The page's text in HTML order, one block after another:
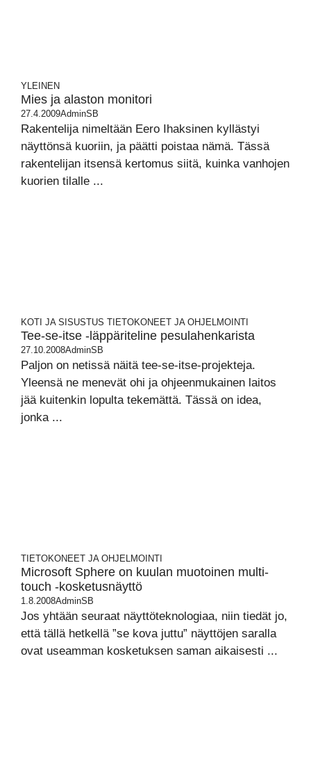
YLEINEN
Mies ja alaston monitori
27.4.2009AdminSB
Rakentelija nimeltään Eero Ihaksinen kyllästyi
näyttönsä kuoriin, ja päätti poistaa nämä. Tässä
rakentelijan itsensä kertomus siitä, kuinka vanhojen
kuorien tilalle ...
KOTI JA SISUSTUS TIETOKONEET JA OHJELMOINTI
Tee-se-itse -läppäriteline pesulahenkarista
27.10.2008AdminSB
Paljon on netissä näitä tee-se-itse-projekteja.
Yleensä ne menevät ohi ja ohjeenmukainen laitos
jää kuitenkin lopulta tekemättä. Tässä on idea,
jonka ...
TIETOKONEET JA OHJELMOINTI
Microsoft Sphere on kuulan muotoinen multi-
touch -kosketusnäyttö
1.8.2008AdminSB
Jos yhtään seuraat näyttöteknologiaa, niin tiedät jo,
että tällä hetkellä ”se kova juttu” näyttöjen saralla
ovat useamman kosketuksen saman aikaisesti ...